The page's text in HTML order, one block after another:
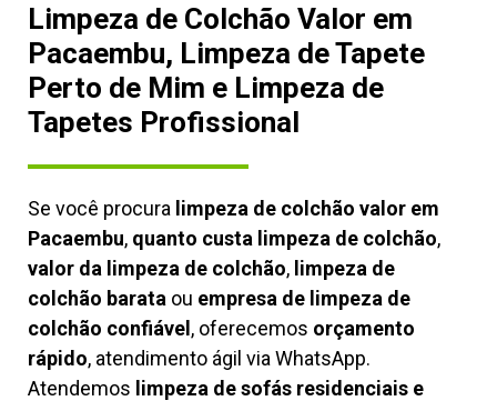
Limpeza de Colchão Valor em
Pacaembu, Limpeza de Tapete
Perto de Mim e Limpeza de
Tapetes Profissional
Se você procura limpeza de colchão valor em
Pacaembu, quanto custa limpeza de colchão,
valor da limpeza de colchão, limpeza de
colchão barata ou empresa de limpeza de
colchão confiável, oferecemos orçamento
rápido, atendimento ágil via WhatsApp.
Atendemos limpeza desofás residenciais e